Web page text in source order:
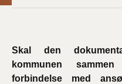
Skal den
kommunen
forbindelse med